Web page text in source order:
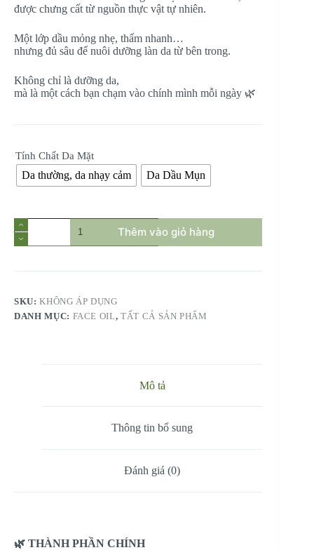
được chưng cất từ nguồn thực vật tự nhiên.
Một lớp dầu mỏng nhẹ, thấm nhanh…
nhưng đủ sâu để nuôi dưỡng làn da từ bên trong.
Không chỉ là dưỡng da,
mà là một cách bạn chạm vào chính mình mỗi ngày 🌿
Tính Chất Da Mặt
Da thường, da nhạy cảm Da Dầu Mụn
FACE
OIL
–
DƯỠNG
số
lượng
Thêm vào giỏ hàng
SKU:KHÔNG ÁP DỤNG
DANH MỤC: FACE OIL,TẤT CẢ SẢN PHẨM
Mô tả
Thông tin bổ sung
Đánh giá (0)
🌿 THÀNH PHẦN CHÍNH